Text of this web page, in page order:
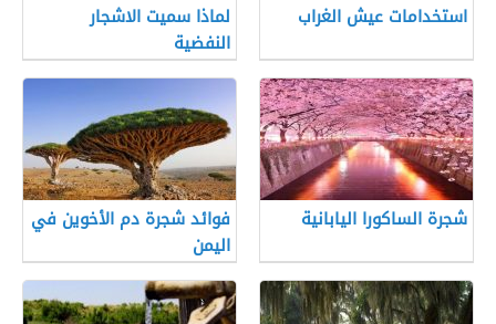
استخدامات عيش الغراب
لماذا سميت الاشجار
النفضية
شجرة الساكورا اليابانية
فوائد شجرة دم الأخوين في
اليمن